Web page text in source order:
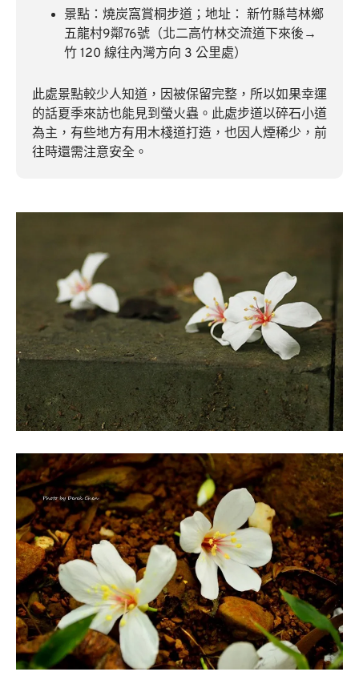
景點：燒炭窩賞桐步道；地址： 新竹縣芎林鄉
五龍村9鄰76號（北二高竹林交流道下來後→
竹 120 線往內灣方向 3 公里處）
此處景點較少人知道，因被保留完整，所以如果幸運
的話夏季來訪也能見到螢火蟲。此處步道以碎石小道
為主，有些地方有用木棧道打造，也因人煙稀少，前
往時還需注意安全。